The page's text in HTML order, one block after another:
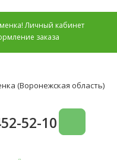
Личный кабинет
заказа
52-10